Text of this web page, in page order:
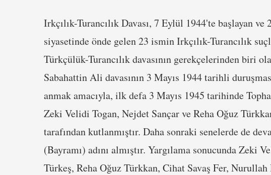
Irkçılık-Turancılık Davası, 7 Eylül 1944'te başlayan
siyasetinde önde gelen 23 ismin Irkçılık-Turancılık
Türkçülük-Turancılık davasının gerekçelerinden biri
Sabahattin Ali davasının 3 Mayıs 1944 tarihli
anmak amacıyla, ilk defa 3 Mayıs 1945 tarihinde
Zeki Velidi Togan, Nejdet Sançar ve Reha Oğuz
tarafından kutlanmıştır. Daha sonraki senelerde de
(Bayramı) adını almıştır. Yargılama sonucunda
Türkeş, Reha Oğuz Türkkan, Cihat Savaş Fer,